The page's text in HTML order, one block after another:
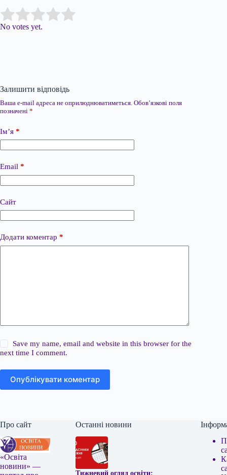
Rate this item:
No votes yet.
Залишити відповідь
Ваша e-mail адреса не оприлюднюватиметься. Обов’язкові поля
позначені *
Ім’я *
Email *
Сайт
Додати коментар *
Save my name, email and website in this browser for the
next time I comment.
Опублікувати коментар
Про сайт
«Освіта
новини» —
Останні новини
Тижневий огляд освіти: